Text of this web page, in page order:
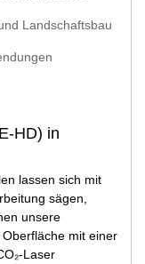
Landschaftsbau
HD) in
lassen sich mit
sägen,
unsere
mit einer
Laser